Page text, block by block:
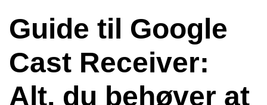
Guide til Google
Cast Receiver:
Alt, du behøver at